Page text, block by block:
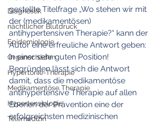
Diagnostik
nächtlicher Blutdruck
Epidemiologie
Organschäden
Hypertonie-Therapie
Medikamentöse Therapie
Hypertensiologie
Telemedizin
gestellte Titelfrage „Wo stehen wir mit
der (medikamentösen)
antihypertensiven Therapie?“ kann der
Autor eine erfreuliche Antwort geben:
in einer sehr guten Position!
Begründen lässt sich die Antwort
damit, dass die medikamentöse
antihypertensive Therapie auf allen
Ebenen der Prävention eine der
erfolgreichsten medizinischen